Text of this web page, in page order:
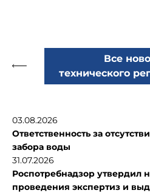
Все
технического
03.08.2026
Ответственность за
забора воды
31.07.2026
Роспотребнадзор утвердил
проведения экспертиз и